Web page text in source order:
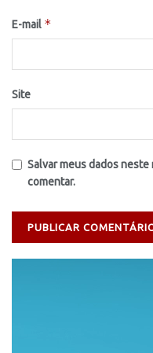
E-mail *
Site
Salvar meus dados
comentar.